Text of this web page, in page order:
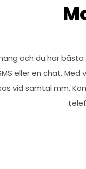
och du har
eller en chat. Med
vid samtal mm.